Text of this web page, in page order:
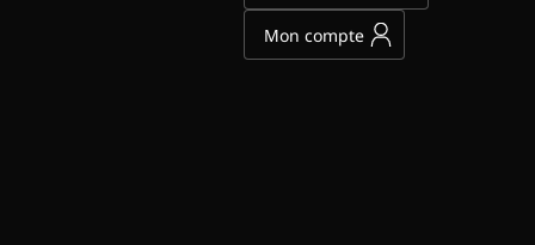
Mon compte